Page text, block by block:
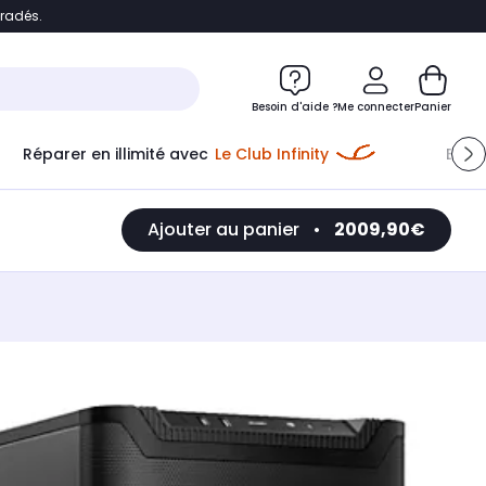
Accéder directement au chatbot
Besoin d'aide ?Me connecterPanier
Réparer en illimité avec Le Club Infinity
Ajouter au panier • 2009,90€